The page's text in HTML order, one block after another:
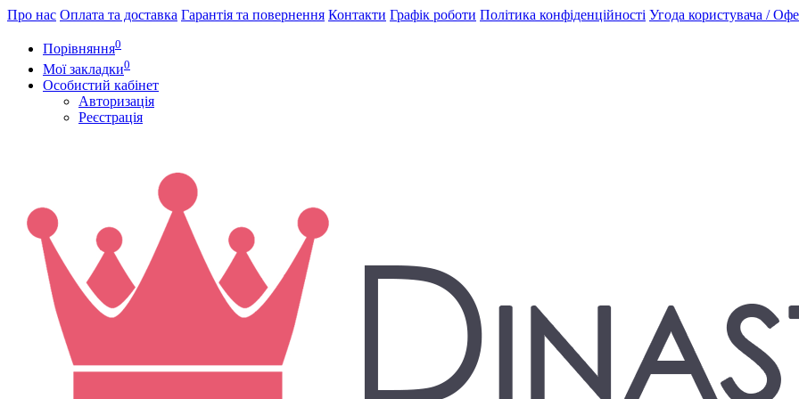
Про нас Оплата та доставка Гарантія та повернення Контакти Графік роботи Політика конфіденційності Угода користувача /
Порівняння0
Мої закладки0
Особистий кабінет
Авторизація
Реєстрація